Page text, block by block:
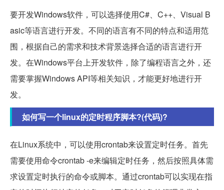
要开发Windows软件，可以选择使用C#、C++、Visual B
asic等语言进行开发。不同的语言有不同的特点和适用范
围，根据自己的需求和技术背景选择合适的语言进行开
发。在Windows平台上开发软件，除了编程语言之外，还
需要掌握Windows API等相关知识，才能更好地进行开
发。
如何写一个linux的定时程序脚本?(代码)?
在Linux系统中，可以使用crontab来设置定时任务。首先
需要使用命令crontab -e来编辑定时任务，然后按照具体需
求设置定时执行的命令或脚本。通过crontab可以实现在指